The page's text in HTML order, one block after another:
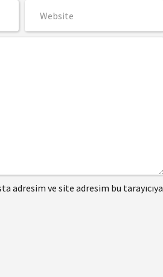
adresim ve site adresim bu tarayıcıya